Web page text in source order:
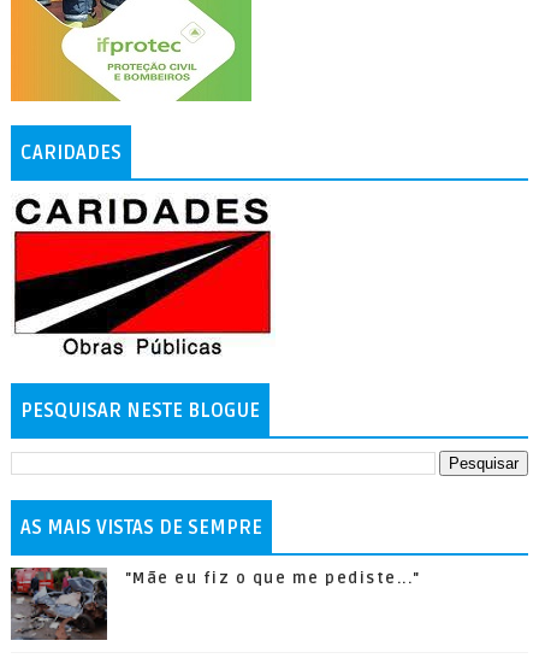
CARIDADES
PESQUISAR NESTE BLOGUE
AS MAIS VISTAS DE SEMPRE
"Mãe eu fiz o que me pediste..."